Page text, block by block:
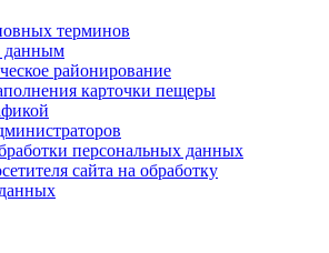
терминов
данным
районирование
карточки пещеры
персональных данных
сайта на обработку